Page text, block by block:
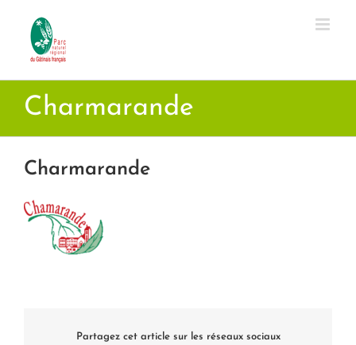
contenu
Charmarande
Charmarande
Partagez cet article sur les réseaux sociaux